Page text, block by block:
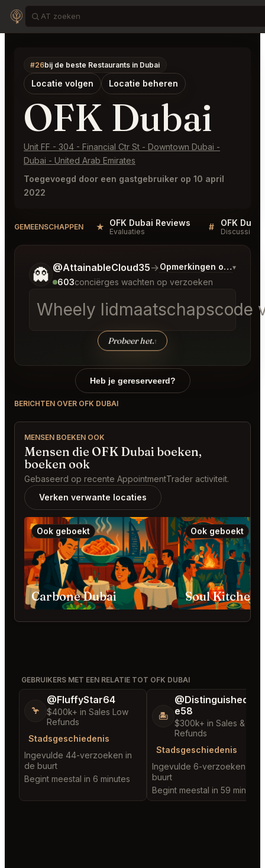
#26bij de beste Restaurants in Dubai
Locatie volgen Locatie beheren
OFK Dubai
Unit FF - 304 - Financial Ctr St - Downtown Dubai -
Dubai - United Arab Emirates
Toegevoegd door een gastgebruiker op 10 april
2022
GEMEENSCHAPPEN ★ OFK Dubai Reviews
Evaluaties # OFK Dubai
Discussie
👻 @AttainableCloud35→Opmerkingen over
▾
603conciërges wachten op verzoeken
Wheely lidmaatschapscode
Probeer het.↑
Vertel me wat je wilt.
Heb je gereserveerd?
BERICHTEN OVER OFK DUBAI
MENSEN BOEKEN OOK
Mensen die OFK Dubai boeken,
boeken ook
Gebaseerd op recente AppointmentTrader activiteit.
Verken verwante locaties
Ook geboekt
Carbone Dubai
Ook geboekt
Soul Kitchen
GEBRUIKERS MET EEN RELATIE TOT OFK DUBAI
🦩
@FluffyStar64
$400k+ in Sales Low
Refunds
Stadsgeschiedenis
Ingevulde 44-verzoeken in
de buurt
Begint meestal in 6 minutes
🏝️
@DistinguishedTre
e58
$300k+ in Sales & Low
Refunds
Stadsgeschiedenis
Ingevulde 6-verzoeken in
buurt
Begint meestal in 59 minutes